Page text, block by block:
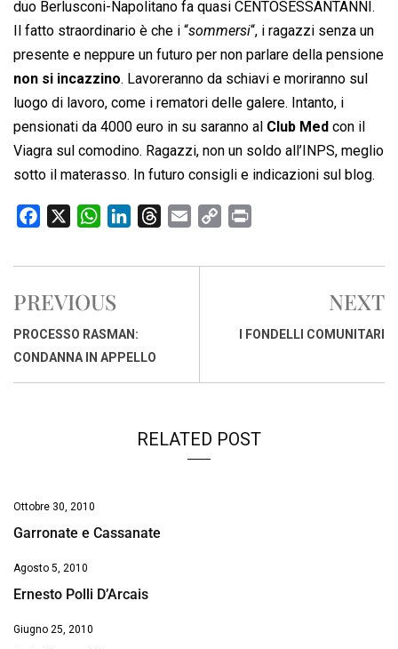
duo Berlusconi-Napolitano fa quasi CENTOSESSANTANNI.
Il fatto straordinario è che i “sommersi“, i ragazzi senza un
presente e neppure un futuro per non parlare della pensione
non si incazzino. Lavoreranno da schiavi e moriranno sul
luogo di lavoro, come i rematori delle galere. Intanto, i
pensionati da 4000 euro in su saranno al Club Med con il
Viagra sul comodino. Ragazzi, non un soldo all’INPS, meglio
sotto il materasso. In futuro consigli e indicazioni sul blog.
c
b
o
o
W
a
s
A
p
n
d
I
r
a
p
i
PREVIOUS
PROCESSO RASMAN:
CONDANNA IN APPELLO
NEXT
I FONDELLI COMUNITARI
RELATED POST
Ottobre 30, 2010
Garronate e Cassanate
Agosto 5, 2010
Ernesto Polli D’Arcais
Giugno 25, 2010